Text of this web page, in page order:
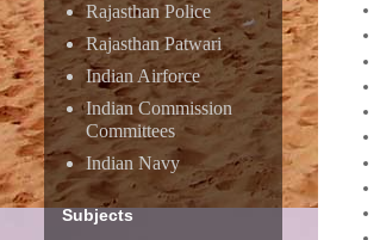
Rajasthan Police
Rajasthan Patwari
Indian Airforce
Indian Commission
Committees
Indian Navy
Subjects